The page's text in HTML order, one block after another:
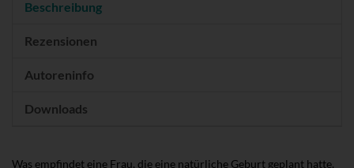
Beschreibung
Rezensionen
Autoreninfo
Downloads
Was empfindet eine Frau, die eine natürliche Geburt geplant hatte,